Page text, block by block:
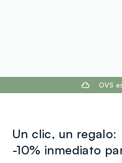
OVS
Un clic, un regalo:
-10% inmediato